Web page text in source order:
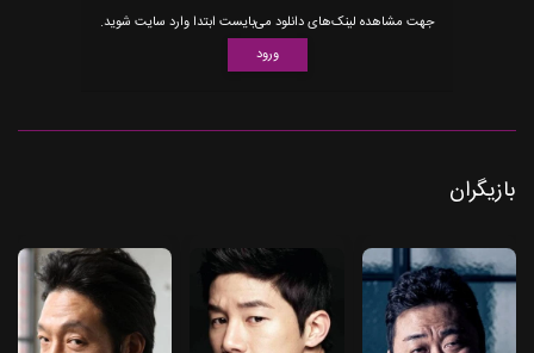
جهت مشاهده لینک‌های دانلود می‌بایست ابتدا وارد سایت شوید.
ورود
بازیگران